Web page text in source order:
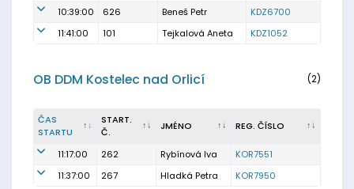
10:39:00 626 Beneš Petr
KDZ6700
11:41:00
101 Tejkalová Aneta KDZ1052
OB DDM Kostelec nad Orlicí (2)
ČAS
STARTU
START.
Č.
JMÉNO REG. ČÍSLO
11:17:00 262 Rybínová Iva
KOR7551
11:37:00
267 Hladká Petra KOR7950